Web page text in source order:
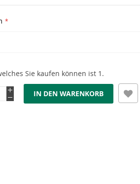
Sie kaufen können ist 1.
IN DEN WARENKORB